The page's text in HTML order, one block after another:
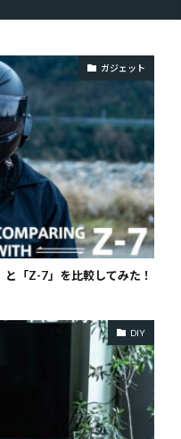
ガジェット
「Z-7」を比較してみた！
DIY